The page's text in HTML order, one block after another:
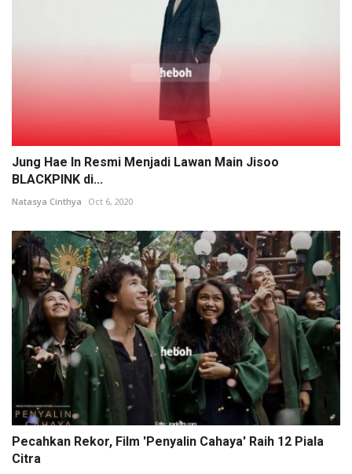
Jung Hae In Resmi Menjadi Lawan Main Jisoo
BLACKPINK di...
Natasya Cinthya Oct 6, 2020
Pecahkan Rekor, Film 'Penyalin Cahaya' Raih 12 Piala
Citra